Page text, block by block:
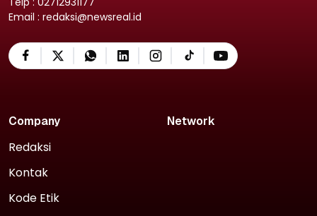
Email : redaksi@newsreal.id
Company
Redaksi
Kontak
Kode Etik
Network